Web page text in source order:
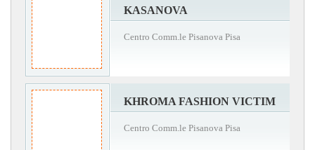
KASANOVA
Centro Comm.le Pisanova Pisa
KHROMA FASHION VICTIM
Centro Comm.le Pisanova Pisa